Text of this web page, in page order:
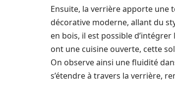
Ensuite, la verrière apporte une
décorative moderne, allant du
en bois, il est possible
ont une cuisine ouverte, cette
On observe ainsi une fluidité
s’étendre à travers la verrière,